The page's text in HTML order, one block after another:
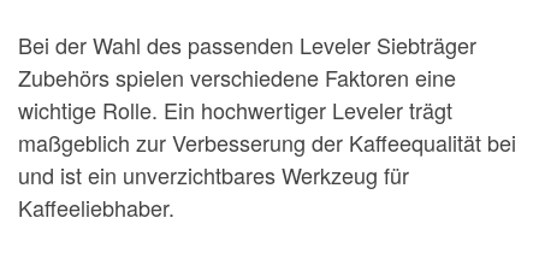
Bei der Wahl des passenden Leveler Siebträger
Zubehörs spielen verschiedene Faktoren eine
wichtige Rolle. Ein hochwertiger Leveler trägt
maßgeblich zur Verbesserung der Kaffeequalität bei
und ist ein unverzichtbares Werkzeug für
Kaffeeliebhaber.